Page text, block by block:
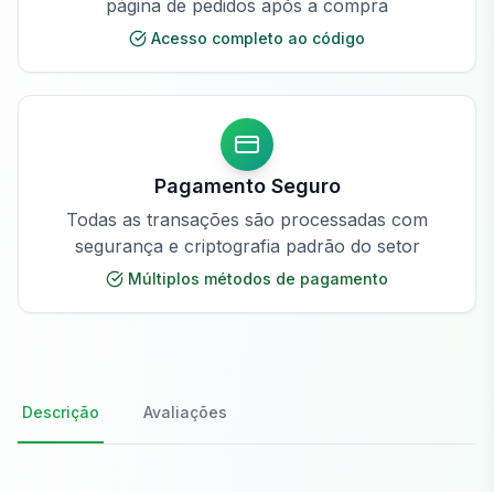
página de pedidos após a compra
Acesso completo ao código
Pagamento Seguro
Todas as transações são processadas com
segurança e criptografia padrão do setor
Múltiplos métodos de pagamento
Descrição Avaliações